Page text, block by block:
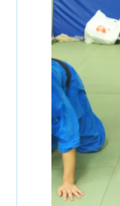
入れ （①初めての投稿）